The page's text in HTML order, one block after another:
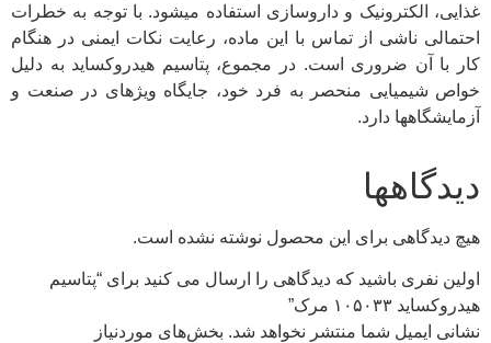
غذایی، الکترونیک و داروسازی استفاده میشود. با توجه به خطرات
احتمالی ناشی از تماس با این ماده، رعایت نکات ایمنی در هنگام
کار با آن ضروری است. در مجموع، پتاسیم هیدروکساید به دلیل
خواص شیمیایی منحصر به فرد خود، جایگاه ویژهای در صنعت و
آزمایشگاهها دارد.
دیدگاهها
هیچ دیدگاهی برای این محصول نوشته نشده است.
اولین نفری باشید که دیدگاهی را ارسال می کنید برای “پتاسیم
هیدروکساید ۱۰۵۰۳۳ مرک”
نشانی ایمیل شما منتشر نخواهد شد. بخش‌های موردنیاز